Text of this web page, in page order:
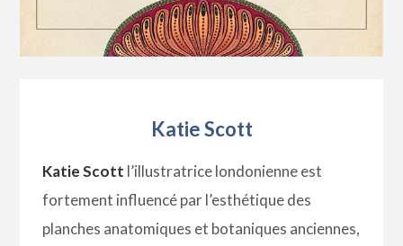
Katie Scott
Katie Scott l’illustratrice londonienne est
fortement influencé par l’esthétique des
planches anatomiques et botaniques anciennes,